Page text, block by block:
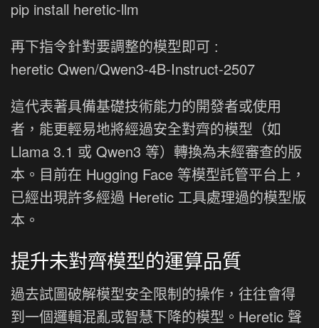
pip install heretic-llm
再下指令針對要調整的模型即可 :
heretic Qwen/Qwen3-4B-Instruct-2507
這代表著具備基礎技術能力的開發者或使用
者，能更輕易地將經過安全對齊的模型（如
Llama 3.1 或 Qwen3 等）轉換為未經審查的版
本。目前在 Hugging Face 等模型託管平台上，
已經出現許多經過 Heretic 工具處理過的模型版
本。
提升未對齊模型的運算品質
過去試圖破解模型安全限制的操作，往往會得
到一個邏輯混亂或智慧下降的模型。Heretic 聲